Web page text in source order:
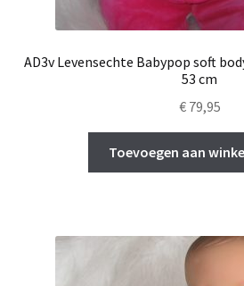
AD3v Levensechte Babypop soft
53 cm
€79,95
Toevoegen aan